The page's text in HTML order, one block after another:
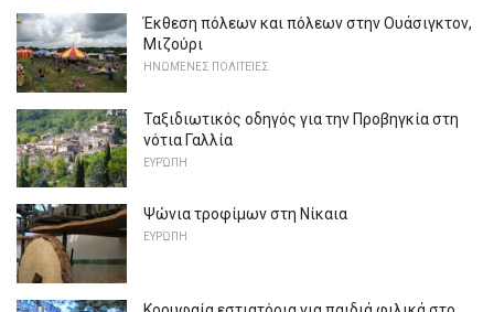
Έκθεση πόλεων και πόλεων στην Ουάσιγκτον,
Μιζούρι
ΗΝΩΜΈΝΕΣ ΠΟΛΙΤΕΊΕΣ
Ταξιδιωτικός οδηγός για την Προβηγκία στη
νότια Γαλλία
ΕΥΡΏΠΗ
Ψώνια τροφίμων στη Νίκαια
ΕΥΡΏΠΗ